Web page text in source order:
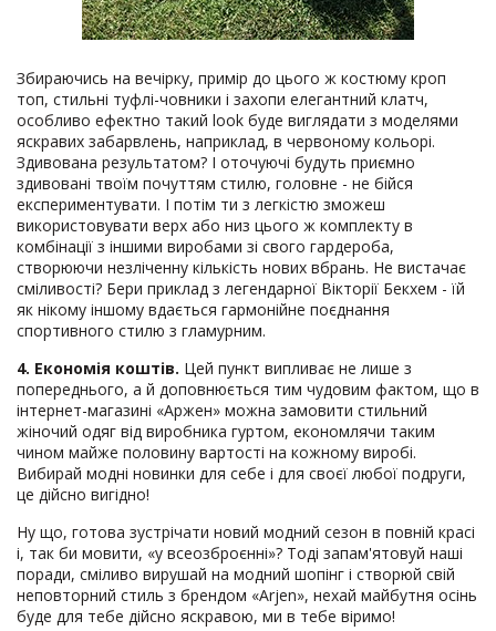
Збираючись на вечірку, примір до цього ж костюму кроп
топ, стильні туфлі-човники і захопи елегантний клатч,
особливо ефектно такий look буде виглядати з моделями
яскравих забарвлень, наприклад, в червоному кольорі.
Здивована результатом? І оточуючі будуть приємно
здивовані твоїм почуттям стилю, головне - не бійся
експериментувати. І потім ти з легкістю зможеш
використовувати верх або низ цього ж комплекту в
комбінації з іншими виробами зі свого гардероба,
створюючи незліченну кількість нових вбрань. Не вистачає
сміливості? Бери приклад з легендарної Вікторії Бекхем - їй
як нікому іншому вдається гармонійне поєднання
спортивного стилю з гламурним.
4. Економія коштів. Цей пункт випливає не лише з
попереднього, а й доповнюється тим чудовим фактом, що в
інтернет-магазині «Аржен» можна замовити стильний
жіночий одяг від виробника гуртом, економлячи таким
чином майже половину вартості на кожному виробі.
Вибирай модні новинки для себе і для своєї любої подруги,
це дійсно вигідно!
Ну що, готова зустрічати новий модний сезон в повній красі
і, так би мовити, «у всеозброєнні»? Тоді запам'ятовуй наші
поради, сміливо вирушай на модний шопінг і створюй свій
неповторний стиль з брендом «Arjen», нехай майбутня осінь
буде для тебе дійсно яскравою, ми в тебе віримо!